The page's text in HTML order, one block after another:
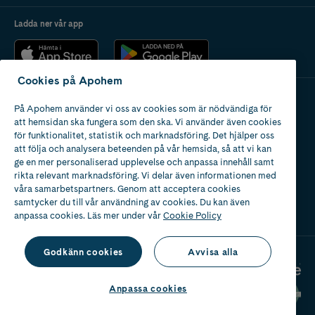
Ladda ner vår app
Apotek med tillstånd
av Läkemedelsverket
Cookies på Apohem
På Apohem använder vi oss av cookies som är nödvändiga för
att hemsidan ska fungera som den ska. Vi använder även cookies
för funktionalitet, statistik och marknadsföring. Det hjälper oss
att följa och analysera beteenden på vår hemsida, så att vi kan
ge en mer personaliserad upplevelse och anpassa innehåll samt
rikta relevant marknadsföring. Vi delar även informationen med
våra samarbetspartners. Genom att acceptera cookies
samtycker du till vår användning av cookies. Du kan även
anpassa cookies. Läs mer under vårCookie Policy
Godkänn cookies Avvisa alla
Anpassa cookies